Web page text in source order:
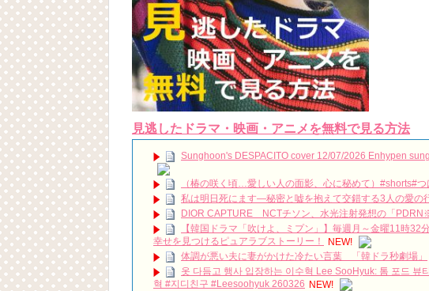
見逃したドラマ・映画・アニメを無料で見る方法
Sunghoon's DESPACITO cover 12/07/2026 Enhypen
（椿の咲く頃…愛しい人の面影、心に秘めて）#shorts#
私は明日死にます―秘密と嘘を抱えて交錯する3人の愛の
DIOR CAPTURE NCTチソン、水光注射発想の「
【韓国ドラマ「吹けよ、ミプン」】毎週月～金曜11時
幸せを見つけるピュアラブストーリー！
NEW!
体調が悪い夫に妻がかけた冷たい言葉 「韓ドラ秒劇場」
옷 다듬고 행사 입장하는 이수혁 Lee SooHyuk: 톰 포드 뷰
혁 #지디친구 #Leesoohyuk 260326 NEW!